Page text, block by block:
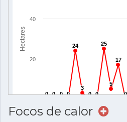
Focos de calor